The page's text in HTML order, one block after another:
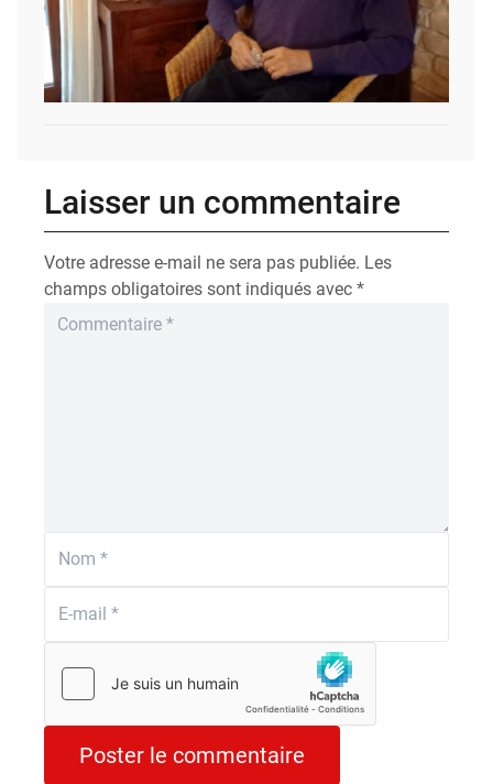
Laisser un commentaire
Votre adresse e-mail ne sera pas publiée. Les
champs obligatoires sont indiqués avec *